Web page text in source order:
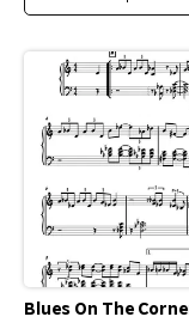
Blues On The